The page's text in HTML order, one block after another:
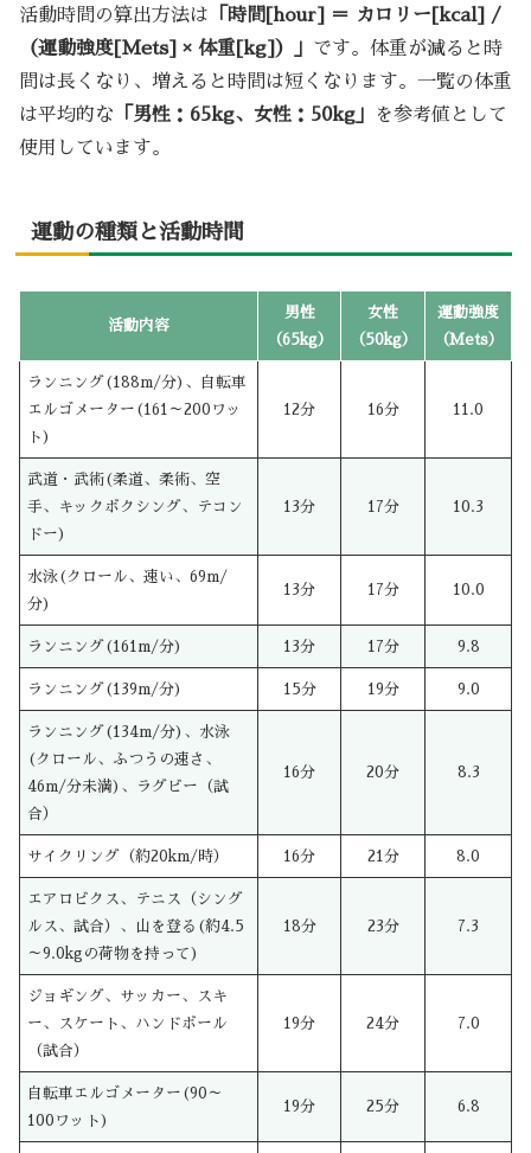
活動時間の算出方法は 「時間[hour] ＝ カロリー[kcal] /
（運動強度[Mets] × 体重[kg]）」 です。体重が減ると時
間は長くなり、増えると時間は短くなります。一覧の体重
は平均的な 「男性：65kg、女性：50kg」
を参考値として
使用しています。
運動の種類と活動時間
活動内容
男性
（65kg）
女性
（50kg）
運動強度
（Mets）
ランニング(188m/分)、自転車
エルゴメーター(161～200ワッ
ト)
12分 16分 11.0
武道・武術(柔道、柔術、空
手、キックボクシング、テコン
ドー)
13分 17分 10.3
水泳(クロール、速い、69m/
分)
13分 17分 10.0
ランニング(161m/分) 13分 17分 9.8
ランニング(139m/分) 15分 19分 9.0
ランニング(134m/分)、水泳
(クロール、ふつうの速さ、
46m/分未満)、ラグビー（試
合）
16分 20分 8.3
サイクリング（約20km/時） 16分 21分 8.0
エアロビクス、テニス（シング
ルス、試合）、山を登る(約4.5
～9.0kgの荷物を持って)
18分 23分 7.3
ジョギング、サッカー、スキ
ー、スケート、ハンドボール
（試合）
19分 24分 7.0
自転車エルゴメーター(90～
100ワット)
19分 25分 6.8